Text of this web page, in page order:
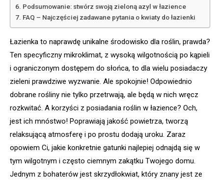
Podsumowanie: stwórz swoją zieloną azyl w łazience
FAQ – Najczęściej zadawane pytania o kwiaty do łazienki
Łazienka to naprawdę unikalne środowisko dla roślin, prawda?
Ten specyficzny mikroklimat, z wysoką wilgotnością po kąpieli
i ograniczonym dostępem do słońca, to dla wielu posiadaczy
zieleni prawdziwe wyzwanie. Ale spokojnie! Odpowiednio
dobrane rośliny nie tylko przetrwają, ale będą w nich wręcz
rozkwitać. A korzyści z posiadania roślin w łazience? Och,
jest ich mnóstwo! Poprawiają jakość powietrza, tworzą
relaksującą atmosferę i po prostu dodają uroku. Zaraz
opowiem Ci, jakie konkretnie gatunki najlepiej odnajdą się w
tym wilgotnym i często ciemnym zakątku Twojego domu.
Jednym z bohaterów jest skrzydłokwiat, który znany jest ze